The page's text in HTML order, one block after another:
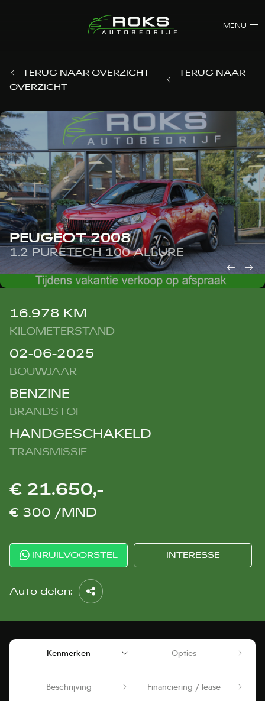
MENU
TERUG NAAR OVERZICHT
TERUG NAAR
OVERZICHT
PEUGEOT 2008
1.2 PURETECH 100 ALLURE
16.978 KM
KILOMETERSTAND
02-06-2025
BOUWJAAR
BENZINE
BRANDSTOF
HANDGESCHAKELD
TRANSMISSIE
€ 21.650,-
€ 300 /MND
INRUILVOORSTEL INTERESSE
Auto delen:
Kenmerken Opties
Beschrijving Financiering / lease